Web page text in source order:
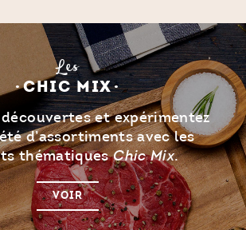
Les
CHIC MIX
et expérimentez
d’assortiments avec les
thématiquesChic Mix.
VOIR